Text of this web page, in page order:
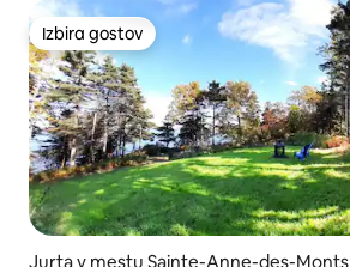
Izbira gostov
Izbira gostov
Jurta v mestu Sainte-Anne-des-Monts